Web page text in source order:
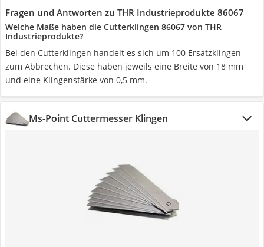
Fragen und Antworten zu THR Industrieprodukte 86067
Welche Maße haben die Cutterklingen 86067 von THR
Industrieprodukte?
Bei den Cutterklingen handelt es sich um 100 Ersatzklingen
zum Abbrechen. Diese haben jeweils eine Breite von 18 mm
und eine Klingenstärke von 0,5 mm.
Ms-Point Cuttermesser Klingen